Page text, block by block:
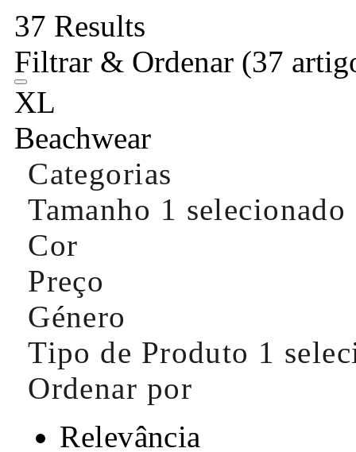
37 Results
Filtrar & Ordenar (37
XL
Beachwear
Categorias
Tamanho 1 selecionado
Cor
Preço
Género
Tipo de Produto 1
Ordenar por
Relevância